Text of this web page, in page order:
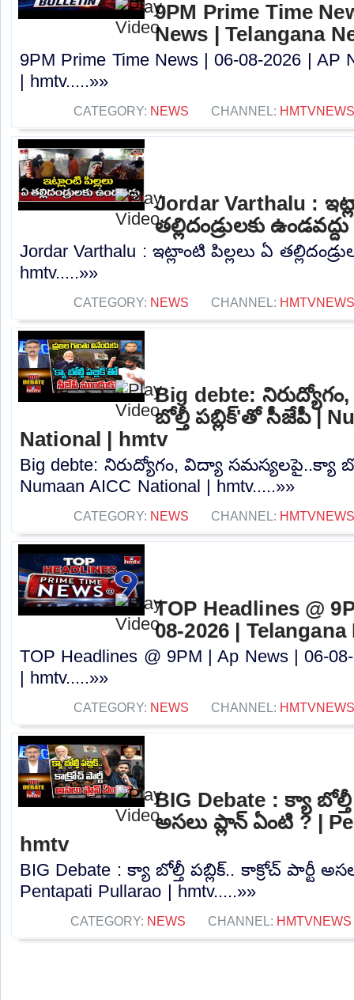
9PM Prime Time
News | Telangana
9PM Prime Time News | 06-08-2026 | AP
| hmtv.....»»
CATEGORY: NEWS CHANNEL: HMTVNEWS
Jordar Varthalu :
తల్లిదండ్రులకు
Jordar Varthalu : ఇట్లాంటి పిల్లలు ఏ
hmtv.....»»
CATEGORY: NEWS CHANNEL: HMTVNEWS
Big debte:
బోల్తీ పబ్లిక్'తో సీజేపీ |
National | hmtv
Big debte: నిరుద్యోగం, విద్యా సమస్యలపై..క్యా
Numaan AICC National | hmtv.....»»
CATEGORY: NEWS CHANNEL: HMTVNEWS
TOP Headlines @
08-2026 |
TOP Headlines @ 9PM | Ap News | 06-
| hmtv.....»»
CATEGORY: NEWS CHANNEL: HMTVNEWS
BIG Debate : క్యా బోల్తీ
అసలు ప్లాన్ ఏంటి ? |
hmtv
BIG Debate : క్యా బోల్తీ పబ్లిక్.. కాక్రోచ్ పార్టీ
Pentapati Pullarao | hmtv.....»»
CATEGORY: NEWS CHANNEL: HMTVNEWS